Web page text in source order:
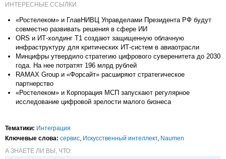
ИНТЕРЕСНЫЕ ССЫЛКИ
«Ростелеком» и ГлавНИВЦ Управделами Президента РФ будут
совместно развивать решения в сфере ИИ
ORS и ИТ-холдинг T1 создают защищенную облачную
инфраструктуру для критических ИТ-систем в авиаотрасли
Минцифры утвердило стратегию цифрового суверенитета до 2030
года. На нее потратят 196 млрд рублей
RAMAX Group и «Форсайт» расширяют стратегическое
партнерство
«Ростелеком» и Корпорация МСП запускают регулярное
исследование цифровой зрелости малого бизнеса
Тематики: Интеграция
Ключевые слова: сервис, Искусственный интеллект, Naumen
А ЗНАЕТЕ ЛИ ВЫ, ЧТО: